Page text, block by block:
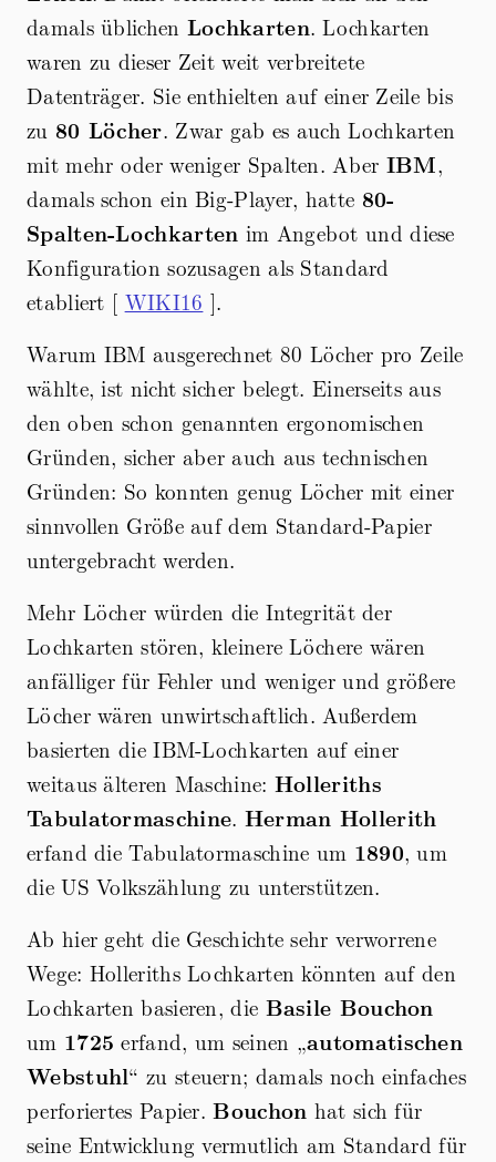
damals üblichen Lochkarten. Lochkarten
waren zu dieser Zeit weit verbreitete
Datenträger. Sie enthielten auf einer Zeile bis
zu 80 Löcher. Zwar gab es auch Lochkarten
mit mehr oder weniger Spalten. Aber IBM,
damals schon ein Big-Player, hatte 80-
Spalten-Lochkarten im Angebot und diese
Konfiguration sozusagen als Standard
etabliert [ WIKI16 ].
Warum IBM ausgerechnet 80 Löcher pro Zeile
wählte, ist nicht sicher belegt. Einerseits aus
den oben schon genannten ergonomischen
Gründen, sicher aber auch aus technischen
Gründen: So konnten genug Löcher mit einer
sinnvollen Größe auf dem Standard-Papier
untergebracht werden.
Mehr Löcher würden die Integrität der
Lochkarten stören, kleinere Löchere wären
anfälliger für Fehler und weniger und größere
Löcher wären unwirtschaftlich. Außerdem
basierten die IBM-Lochkarten auf einer
weitaus älteren Maschine: Holleriths
Tabulatormaschine. Herman Hollerith
erfand die Tabulatormaschine um 1890, um
die US Volkszählung zu unterstützen.
Ab hier geht die Geschichte sehr verworrene
Wege: Holleriths Lochkarten könnten auf den
Lochkarten basieren, die Basile Bouchon
um 1725 erfand, um seinen „automatischen
Webstuhl“ zu steuern; damals noch einfaches
perforiertes Papier.Bouchon hat sich für
seine Entwicklung vermutlich am Standard für